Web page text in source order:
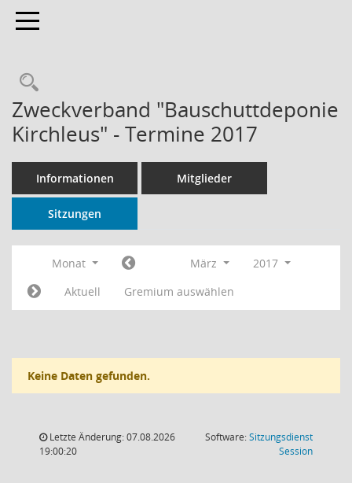
Toggle navigation
Rechercheauswahl
Zweckverband "Bauschuttdeponie
Kirchleus" - Termine 2017
Informationen Mitglieder
Sitzungen
Monat März
2017
Aktuell
Gremium auswählen
Keine Daten gefunden.
Letzte Änderung: 07.08.2026
19:00:20
Software:Sitzungsdienst
Session(Wird in